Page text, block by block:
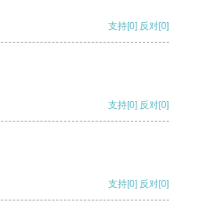
支持[0] 反对[0]
支持[0] 反对[0]
支持[0] 反对[0]